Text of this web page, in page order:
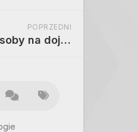
POPRZEDNI
Polecane sposoby na dojazd do Disneylandu